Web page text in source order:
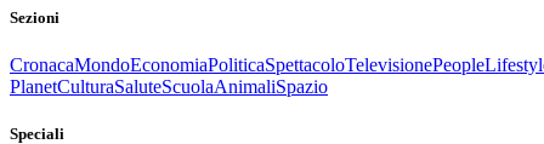
Sezioni
CronacaMondoEconomiaPoliticaSpettacoloTelevisionePeople
PlanetCulturaSaluteScuolaAnimaliSpazio
Speciali